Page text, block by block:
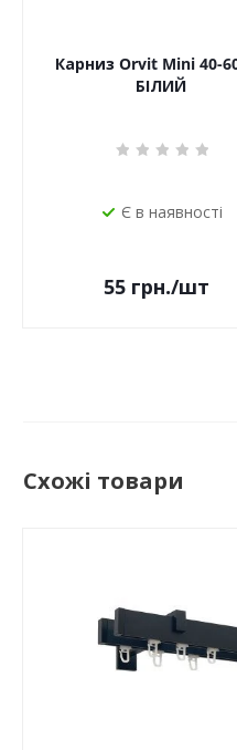
Карниз Orvit Mini 40-
БІЛИЙ
Є в наявності
55 грн./шт
Схожі товари